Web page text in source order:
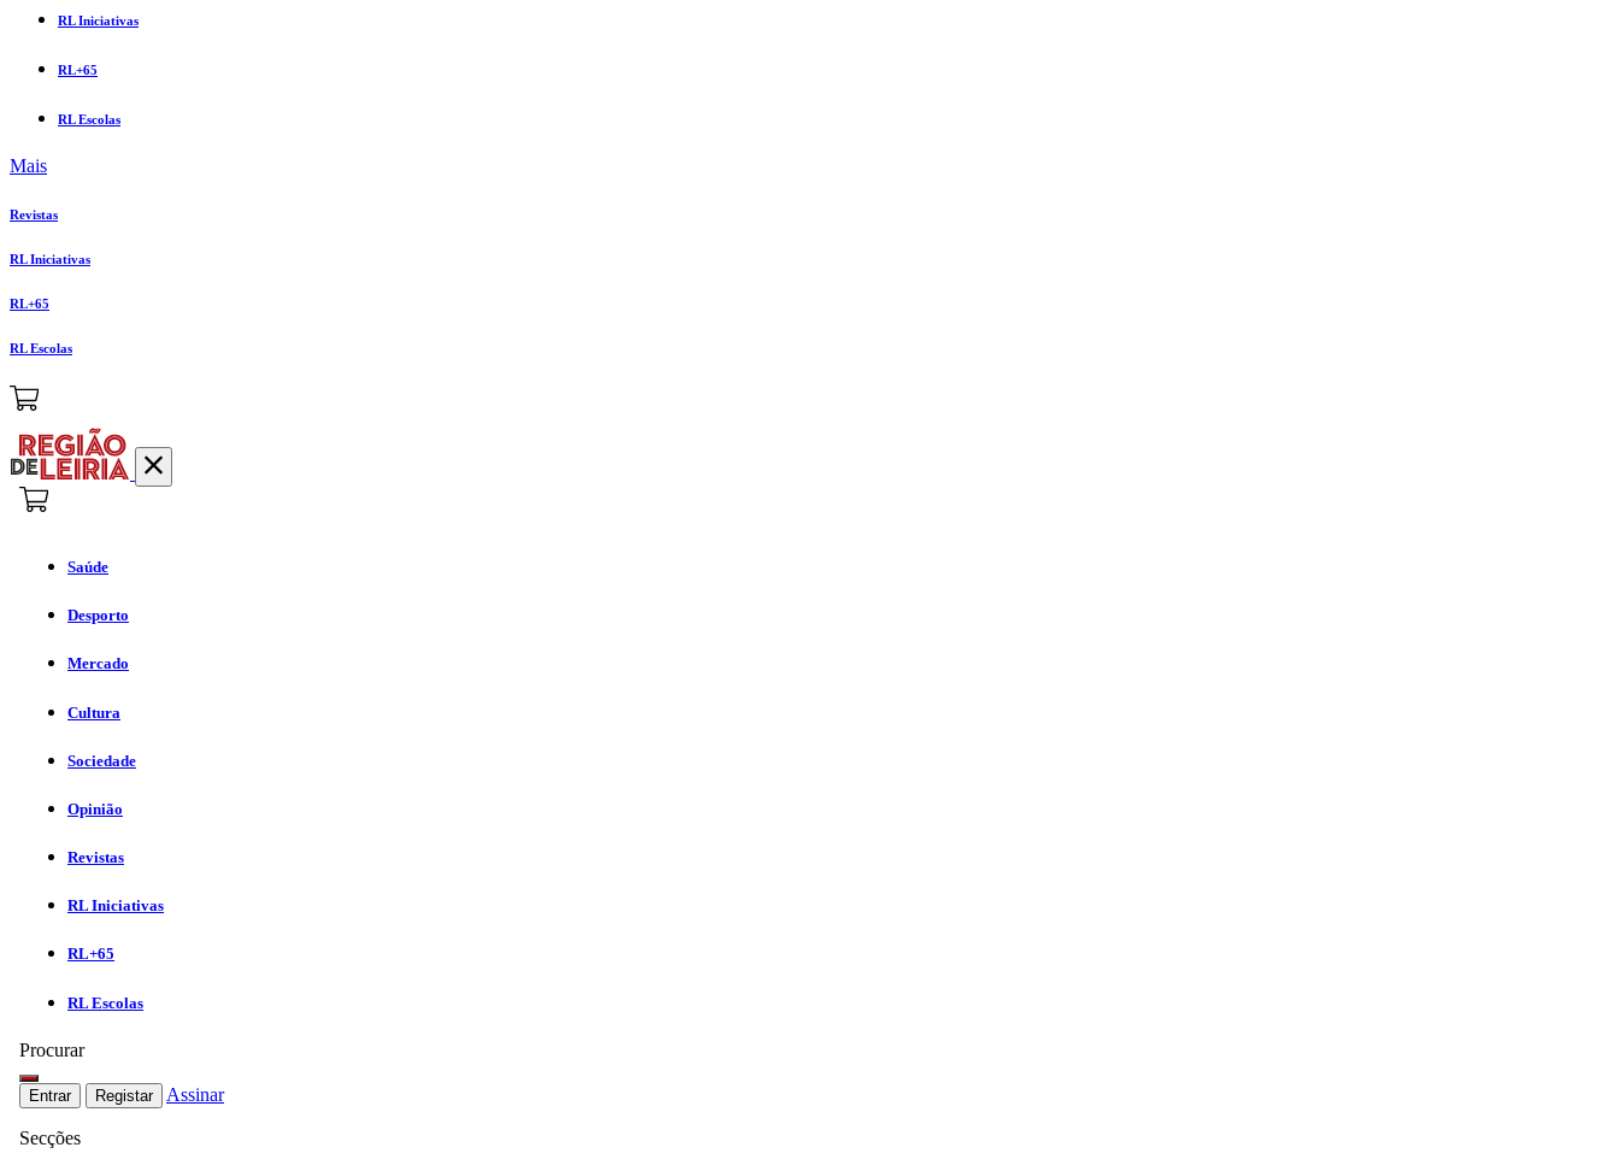
RL Iniciativas
RL+65
RL Escolas
Mais
Revistas
RL Iniciativas
RL+65
RL Escolas
Saúde
Desporto
Mercado
Cultura
Sociedade
Opinião
Revistas
RL Iniciativas
RL+65
RL Escolas
Procurar
Entrar Registar Assinar
Secções